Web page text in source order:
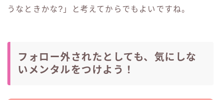
うなときかな?」と考えてからでもよいですね。
フォロー外されたとしても、気にしな
いメンタルをつけよう！